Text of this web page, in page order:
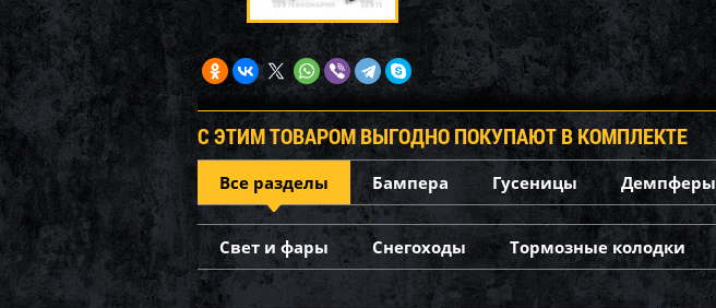
С ЭТИМ ТОВАРОМ ВЫГОДНО ПОКУПАЮТ В КОМПЛЕКТЕ
Все разделы Бампера Гусеницы Демпферы
Свет и фары Снегоходы Тормозные колодки